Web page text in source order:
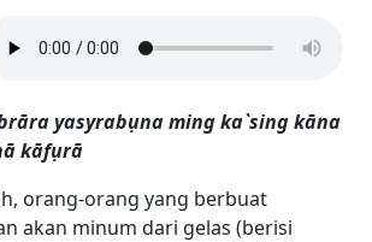
yasyrabụna ming ka`sing kāna
kāfụrā
orang-orang yang berbuat
akan minum dari gelas (berisi